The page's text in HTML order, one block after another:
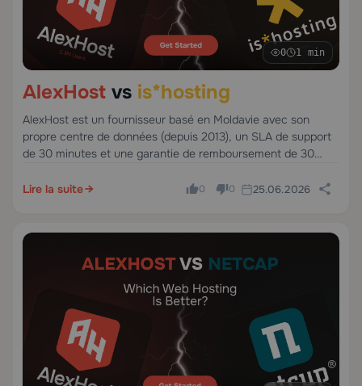
0 1 min
AlexHost vs is*hosting
AlexHost est un fournisseur basé en Moldavie avec son
propre centre de données (depuis 2013), un SLA de support
de 30 minutes et une garantie de remboursement de 30
VPS et des serveurs dédiés dans 40 pays via une
Lire la suite 0 0 25.06.2026